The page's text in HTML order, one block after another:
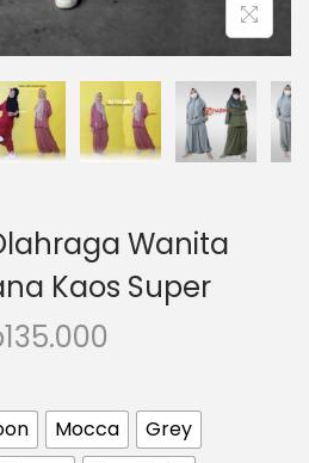
Wanita
Kaos Super
135.000
Mocca
Grey